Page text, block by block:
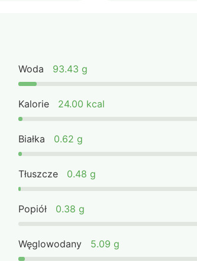
Woda 93.43 g
Kalorie 24.00 kcal
Białka 0.62 g
Tłuszcze 0.48 g
Popiół 0.38 g
Węglowodany 5.09 g